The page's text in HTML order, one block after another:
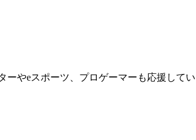
やeスポーツ、プロゲーマーも応援して